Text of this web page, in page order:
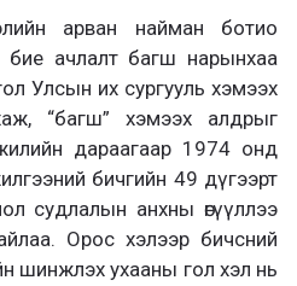
арван найман ботио
ачлалт багш нарынхаа
Улсын их сургууль хэмээх
“багш” хэмээх алдрыг
дараагаар 1974 онд
бичгийн 49 дүгээрт
судлалын анхны өгүүллээ
Орос хэлээр бичсний
шинжлэх ухааны гол хэл нь